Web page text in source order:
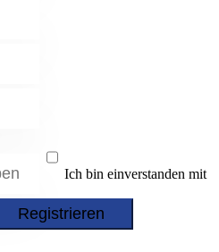
Ich bin einverstanden mit
Registrieren